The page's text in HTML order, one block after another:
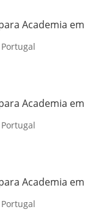
Academia em
Academia em
Academia em